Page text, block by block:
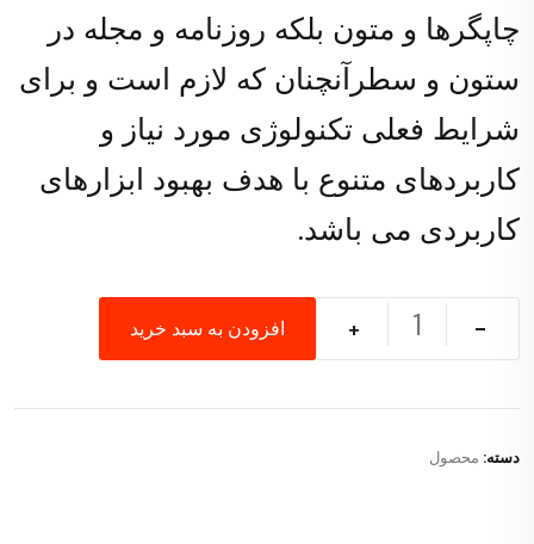
چاپگرها و متون بلکه روزنامه و مجله در
ستون و سطرآنچنان که لازم است و برای
شرایط فعلی تکنولوژی مورد نیاز و
کاربردهای متنوع با هدف بهبود ابزارهای
کاربردی می باشد.
افزودن به سبد خرید
دسته: محصول